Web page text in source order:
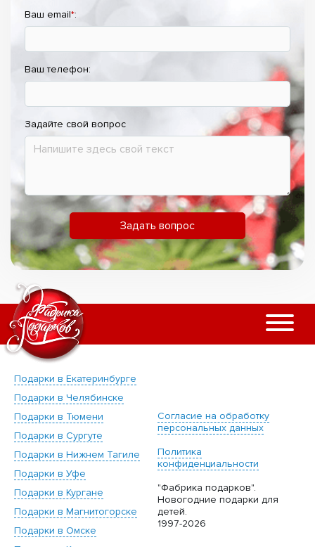
Ваш email*:
Ваш телефон:
Задайте свой вопрос
Задать вопрос
Подарки в Екатеринбурге
Подарки в Челябинске
Подарки в Тюмени
Подарки в Сургуте
Подарки в Нижнем Тагиле
Подарки в Уфе
Подарки в Кургане
Подарки в Магнитогорске
Подарки в Омске
Согласие на обработку
персональных данных
Политика
конфиденциальности
"Фабрика подарков".
Новогодние подарки для
детей.
1997-2026